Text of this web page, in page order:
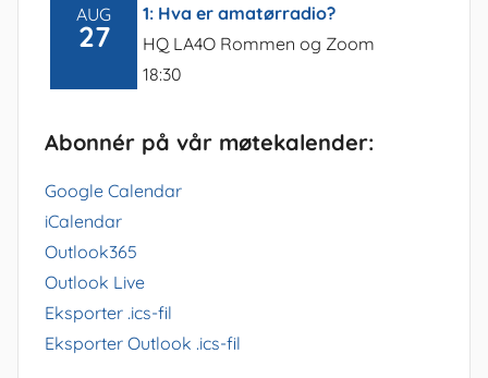
AUG
27
1: Hva er amatørradio?
HQ LA4O Rommen og Zoom
18:30
Abonnér på vår møtekalender:
Google Calendar
iCalendar
Outlook365
Outlook Live
Eksporter .ics-fil
Eksporter Outlook .ics-fil